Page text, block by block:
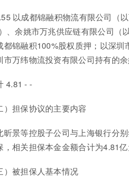
以成都锦融积物流有限公司（
、余姚市万兆供应链有限公司（
都锦融积100%股权质押；以深
市万纬物流投资有限公司持有的余
4.81 - -
）担保协议的主要内容
昕景等控股子公司与上海银行分
，相关担保本金金额合计为4.81
）被担保人基本情况